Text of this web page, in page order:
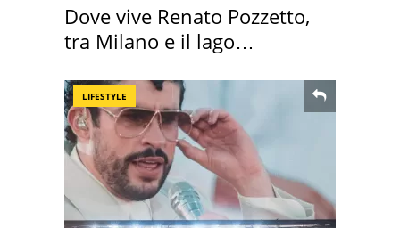
Dove vive Renato Pozzetto,
tra Milano e il lago
LIFESTYLE